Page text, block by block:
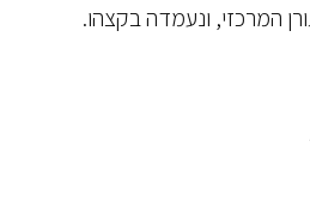
המרכזי, ונעמדה בקצהו.